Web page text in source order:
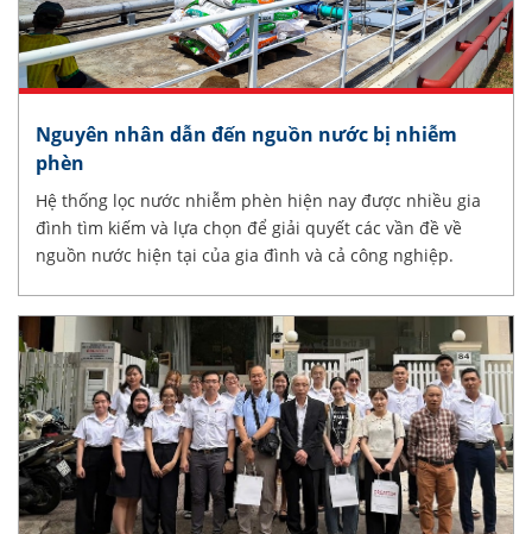
Nguyên nhân dẫn đến nguồn nước bị nhiễm
phèn
Hệ thống lọc nước nhiễm phèn hiện nay được nhiều gia
đình tìm kiếm và lựa chọn để giải quyết các vần đề về
nguồn nước hiện tại của gia đình và cả công nghiệp.